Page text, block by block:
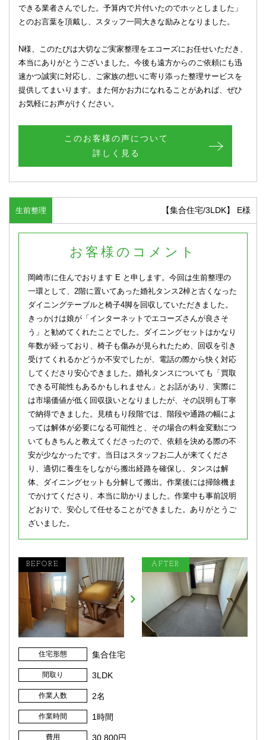
できる業者さんでした。予算内で片付いたのでホッとしました」
とのお言葉を頂戴し、スタッフ一同大きな励みとなりました。
N様、このたびは大切なご実家整理をエコーズにお任せいただき、
本当にありがとうございました。今後も遠方からのご依頼にも迅
速かつ誠実に対応し、ご家族の想いに寄り添った整理サービスを
提供してまいります。また何かお力になれることがあれば、ぜひ
お気軽にお声がけください。
このお客様の声について
詳しく見る
生前整理 【集合住宅/3LDK】 E様
お客様のコメント
岡崎市に住んでおります E と申します。今回は生前整理の
一環として、2階に置いてあった婚礼タンス2棹と古くなった
ダイニングテーブルと椅子4脚を回収していただきました。
きっかけは娘が「インターネットでエコーズさんが良さそ
う」と勧めてくれたことでした。ダイニングセットはかなり
年数が経っており、椅子も傷みが見られたため、回収を引き
受けてくれるかどうか不安でしたが、電話の際から快く対応
してくださり安心できました。婚礼タンスについても「買取
できる可能性もあるかもしれません」とお話があり、実際に
は市場価値が低く回収扱いとなりましたが、その説明も丁寧
で納得できました。見積もり段階では、階段や通路の幅によ
っては解体が必要になる可能性と、その場合の料金変動につ
いてもきちんと教えてくださったので、依頼を決める際の不
安が少なかったです。当日はスタッフお二人が来てくださ
り、適切に養生をしながら搬出経路を確保し、タンスは解
体、ダイニングセットも分解して搬出。作業後には掃除機ま
でかけてくださり、本当に助かりました。作業中も事前説明
どおりで、安心して任せることができました。ありがとうご
ざいました。
住宅形態 集合住宅
間取り 3LDK
作業人数 2名
作業時間 1時間
費用 30,800円